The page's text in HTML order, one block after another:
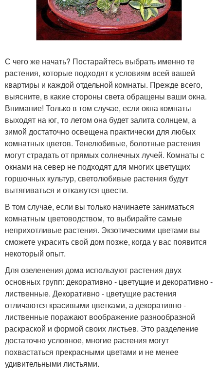
С чего же начать? Постарайтесь выбрать именно те
растения, которые подходят к условиям всей вашей
квартиры и каждой отдельной комнаты. Прежде всего,
выясните, в какие стороны света обращены ваши окна.
Внимание! Только в том случае, если окна комнаты
выходят на юг, то летом она будет залита солнцем, а
зимой достаточно освещена практически для любых
комнатных цветов. Тенелюбивые, болотные растения
могут страдать от прямых солнечных лучей. Комнаты с
окнами на север не подходят для многих цветущих
горшочных культур, светолюбивые растения будут
вытягиваться и откажутся цвести.
В том случае, если вы только начинаете заниматься
комнатным цветоводством, то выбирайте самые
неприхотливые растения. Экзотическими цветами вы
сможете украсить свой дом позже, когда у вас появится
некоторый опыт.
Для озеленения дома используют растения двух
основных групп: декоративно - цветущие и декоративно -
лиственные. Декоративно - цветущие растения
отличаются красивыми цветками, а декоративно -
лиственные поражают воображение разнообразной
раскраской и формой своих листьев. Это разделение
достаточно условное, многие растения могут
похвастаться прекрасными цветами и не менее
удивительными листьями.